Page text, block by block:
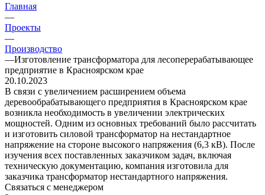
Главная
—
Проекты
—
Производство
—Изготовление трансформатора для лесоперерабатывающее
предприятие в Красноярском крае
20.10.2023
В связи с увеличением расширением объема
деревообрабатывающего предприятия в Красноярском крае
возникла необходимость в увеличении электрических
мощностей. Одним из основных требований было рассчитать
и изготовить силовой трансформатор на нестандартное
напряжение на стороне высокого напряжения (6,3 кВ). После
изучения всех поставленных заказчиком задач, включая
техническую документацию, компания изготовила для
заказчика трансформатор нестандартного напряжения.
Связаться с менеджером